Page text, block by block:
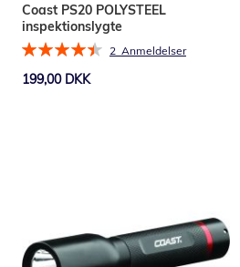
Coast PS20 POLYSTEEL
inspektionslygte
Bedømmelse:
2 Anmeldelser
199,00 DKK